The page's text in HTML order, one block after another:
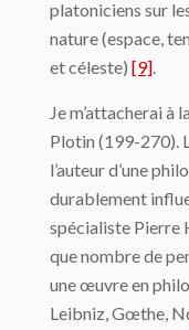
platoniciens sur
nature (espace,
et céleste) [9].
Je m’attacherai à
Plotin (199-270).
l’auteur d’une
durablement
spécialiste Pierre
que nombre de
une œuvre en
Leibniz, Gœthe,